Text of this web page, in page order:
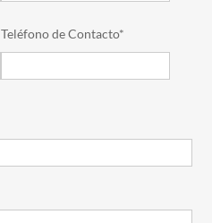
Teléfono de Contacto*